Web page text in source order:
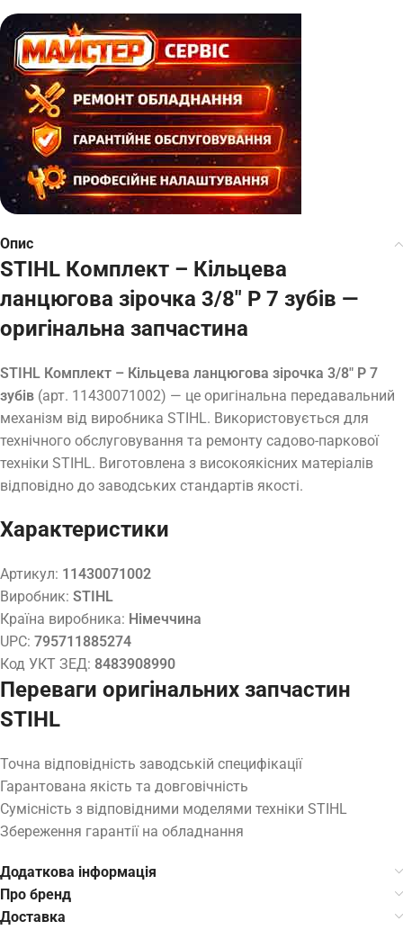
Опис
STIHL Комплект – Кільцева
ланцюгова зірочка 3/8″ Р 7 зубів —
оригінальна запчастина
STIHL Комплект – Кільцева ланцюгова зірочка 3/8″ Р 7
зубів (арт. 11430071002) — це оригінальна передавальний
механізм від виробника STIHL. Використовується для
технічного обслуговування та ремонту садово-паркової
техніки STIHL. Виготовлена з високоякісних матеріалів
відповідно до заводських стандартів якості.
Характеристики
Артикул: 11430071002
Виробник: STIHL
Країна виробника: Німеччина
UPC: 795711885274
Код УКТ ЗЕД: 8483908990
Переваги оригінальних запчастин
STIHL
Точна відповідність заводській специфікації
Гарантована якість та довговічність
Сумісність з відповідними моделями техніки STIHL
Збереження гарантії на обладнання
Додаткова інформація
Про бренд
Доставка